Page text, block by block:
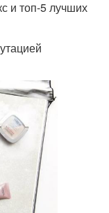
и топ-5 лучших